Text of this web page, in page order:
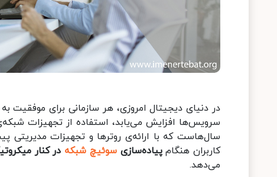
در دنیای دیجیتال امروزی، هر سازمانی برای موفقیت
سرویس‌ها افزایش می‌یابد، استفاده از تجهیزات
سال‌هاست که با ارائه‌ی روترها و تجهیزات مدیریتی
کاربران هنگامپیاده‌سازیسوئیچ شبکه در کنار
می‌دهد.